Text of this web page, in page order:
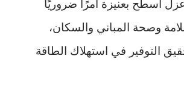
عزل اسطح بعنيزة أمرًا ضروريًا
وصحة المباني والسكان،
التوفير في استهلاك الطاقة